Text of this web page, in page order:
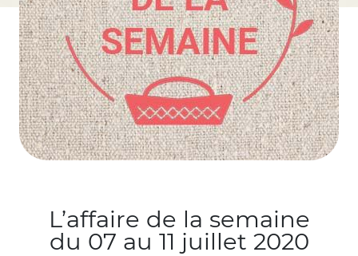
L’affaire de la semaine
du 07 au 11 juillet 2020